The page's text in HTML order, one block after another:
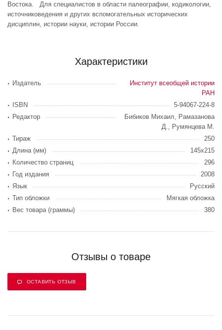
Востока. Для специалистов в области палеографии, кодикологии,
источниковедения и других вспомогательных исторических
дисциплин, истории науки, истории России.
Характеристики
Издатель
Институт всеобщей истории
РАН
ISBN
5-94067-224-8
Редактор
Бибиков Михаил, Рамазанова
Д., Румянцева М.
Тираж
250
Длина (мм)
145x215
Количество страниц
296
Год издания
2008
Язык
Русский
Тип обложки
Мягкая обложка
Вес товара (граммы)
380
Отзывы о товаре
ОСТАВИТЬ ОТЗЫВ